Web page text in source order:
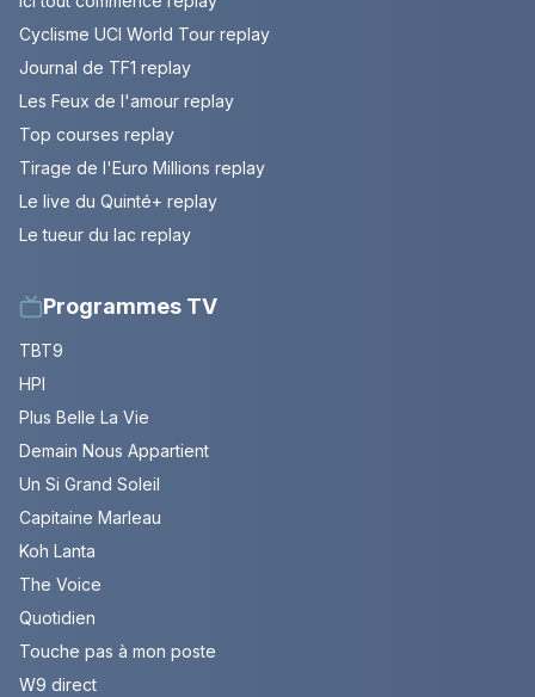
Cyclisme UCI World Tour replay
Journal de TF1 replay
Les Feux de l'amour replay
Top courses replay
Tirage de l'Euro Millions replay
Le live du Quinté+ replay
Le tueur du lac replay
Programmes TV
TBT9
HPI
Plus Belle La Vie
Demain Nous Appartient
Un Si Grand Soleil
Capitaine Marleau
Koh Lanta
The Voice
Quotidien
Touche pas à mon poste
W9 direct